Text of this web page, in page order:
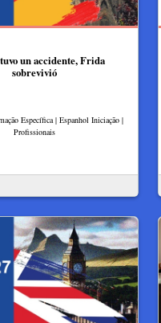
un accidente, Frida
sobrevivió
Específica | Espanhol Iniciação |
Profissionais